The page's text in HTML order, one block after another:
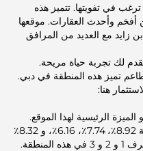
في تفويتها. تتميز هذه
أفخم وأحدث العقارات. موقعها
زايد مع العديد من المرافق
تقدم لك تجربة حياة مريحة.
تميز هذه المنطقة في دبي.
هنا:
الرئيسية لهذا الموقع.
يمكنك الحصول على عائد استثمار بنسبة 8.92٪، 7.74٪، 6.16٪، و 8.32٪